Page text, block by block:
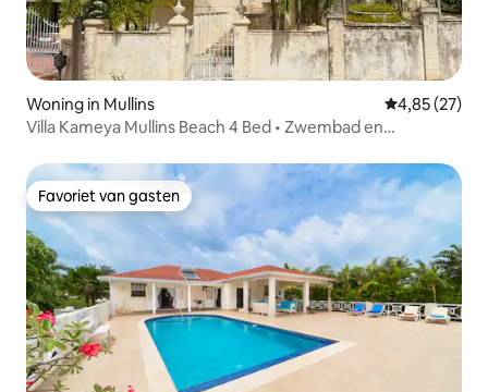
Woning in Mullins Gemiddelde
4,85 (27)
Villa Kameya Mullins Beach 4 Bed • Zwembad en
Favoriet van gasten
Favoriet van gasten